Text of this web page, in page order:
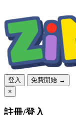
登入
免費開始 →
×
註冊/登入